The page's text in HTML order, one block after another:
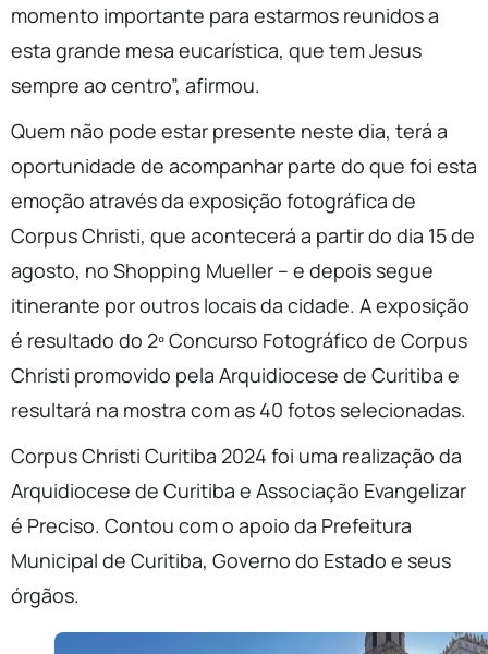
momento importante para estarmos reunidos a
esta grande mesa eucarística, que tem Jesus
sempre ao centro”, afirmou.
Quem não pode estar presente neste dia, terá a
oportunidade de acompanhar parte do que foi esta
emoção através da exposição fotográfica de
Corpus Christi, que acontecerá a partir do dia 15 de
agosto, no Shopping Mueller – e depois segue
itinerante por outros locais da cidade. A exposição
é resultado do 2º Concurso Fotográfico de Corpus
Christi promovido pela Arquidiocese de Curitiba e
resultará na mostra com as 40 fotos selecionadas.
Corpus Christi Curitiba 2024 foi uma realização da
Arquidiocese de Curitiba e Associação Evangelizar
é Preciso. Contou com o apoio da Prefeitura
Municipal de Curitiba, Governo do Estado e seus
órgãos.